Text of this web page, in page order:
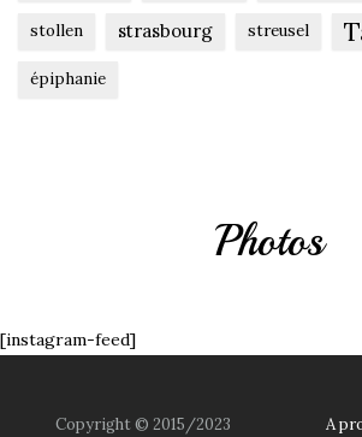
stollen strasbourg streusel
épiphanie
Photos
[instagram-feed]
Copyright © 2015/2023
A